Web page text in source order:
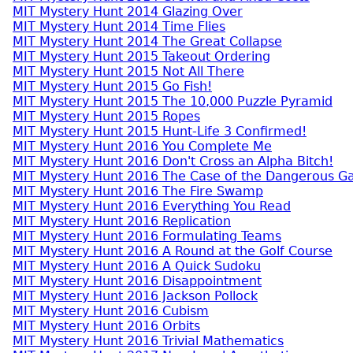
MIT Mystery Hunt 2014 Glazing Over
MIT Mystery Hunt 2014 Time Flies
MIT Mystery Hunt 2014 The Great Collapse
MIT Mystery Hunt 2015 Takeout Ordering
MIT Mystery Hunt 2015 Not All There
MIT Mystery Hunt 2015 Go Fish!
MIT Mystery Hunt 2015 The 10,000 Puzzle Pyramid
MIT Mystery Hunt 2015 Ropes
MIT Mystery Hunt 2015 Hunt-Life 3 Confirmed!
MIT Mystery Hunt 2016 You Complete Me
MIT Mystery Hunt 2016 Don't Cross an Alpha Bitch!
MIT Mystery Hunt 2016 The Case of the Dangerous
MIT Mystery Hunt 2016 The Fire Swamp
MIT Mystery Hunt 2016 Everything You Read
MIT Mystery Hunt 2016 Replication
MIT Mystery Hunt 2016 Formulating Teams
MIT Mystery Hunt 2016 A Round at the Golf Course
MIT Mystery Hunt 2016 A Quick Sudoku
MIT Mystery Hunt 2016 Disappointment
MIT Mystery Hunt 2016 Jackson Pollock
MIT Mystery Hunt 2016 Cubism
MIT Mystery Hunt 2016 Orbits
MIT Mystery Hunt 2016 Trivial Mathematics